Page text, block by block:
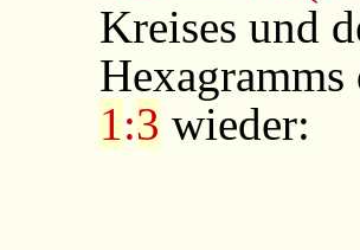
Kreises und
Hexagramms
1:3 wieder: